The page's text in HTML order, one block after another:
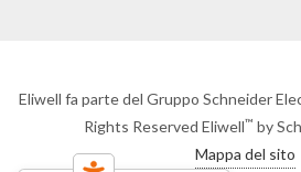
Eliwell fa parte del Gruppo Schneider
Rights Reserved Eliwell™ by
Mappa del sito